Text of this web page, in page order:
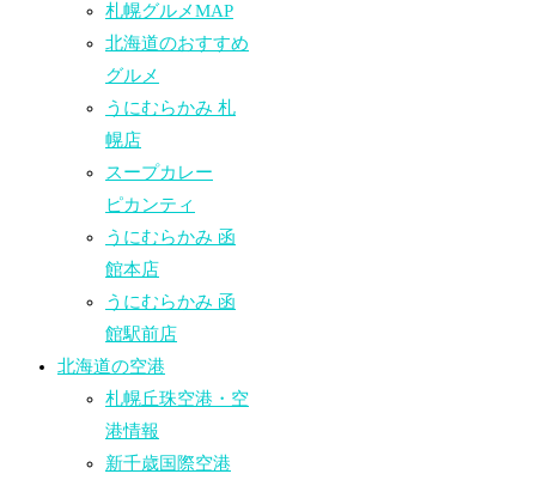
札幌グルメMAP
北海道のおすすめ
グルメ
うにむらかみ 札
幌店
スープカレー
ピカンティ
うにむらかみ 函
館本店
うにむらかみ 函
館駅前店
北海道の空港
札幌丘珠空港・空
港情報
新千歳国際空港